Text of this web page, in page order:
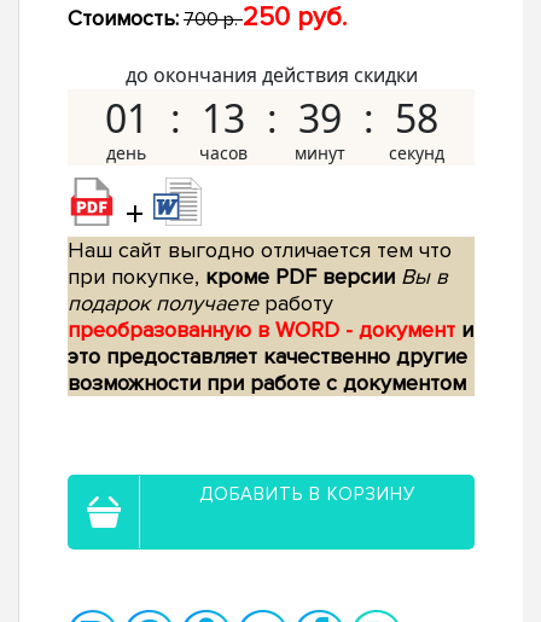
Стоимость: 700 р.250 руб.
до окончания действия скидки
01 13 39 57
+
Наш сайт выгодно отличается тем что
при покупке, кроме PDF версии Вы в
подарок получаетеработу
преобразованную в WORD - документ и
это предоставляет качественно другие
возможности при работе с документом
ДОБАВИТЬ В КОРЗИНУ